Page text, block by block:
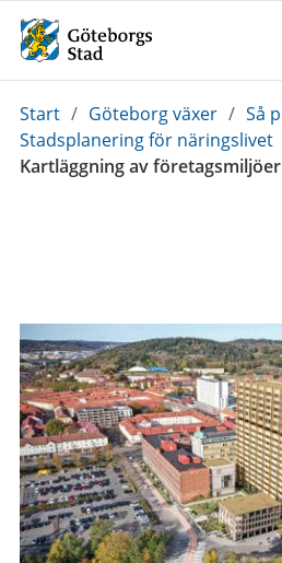
Du
är
här:
Start / Göteborg växer / Så
Stadsplanering för näringslivet
Kartläggning av företagsmiljöer